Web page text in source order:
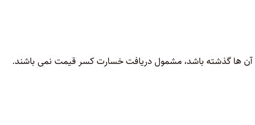
آن ها گذشته باشد، مشمول دریافت خسارت کسر قیمت نمی باشند.